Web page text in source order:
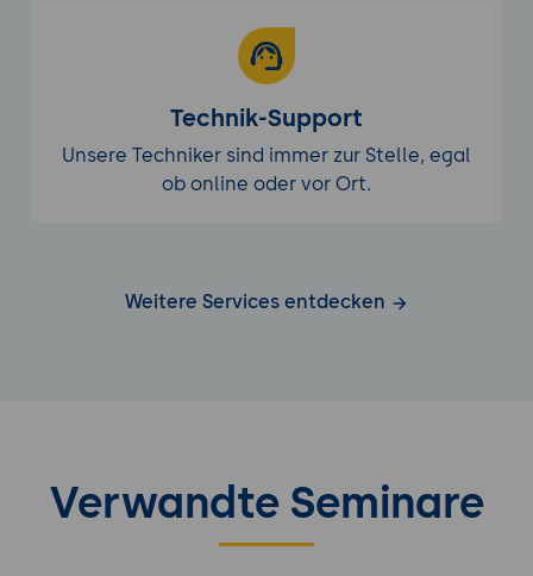
Technik-Support
Unsere Techniker sind immer zur Stelle, egal
ob online oder vor Ort.
Weitere Services entdecken
Verwandte Seminare